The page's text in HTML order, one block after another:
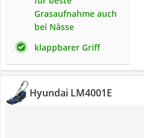
Grasaufnahme auch
bei Nässe
klappbarer Griff
Hyundai LM4001E